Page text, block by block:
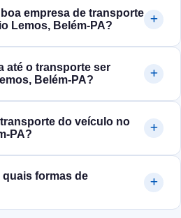
empresa de transporte
Lemos, Belém‑PA?
até o transporte ser
Belém‑PA?
do veículo no
formas de